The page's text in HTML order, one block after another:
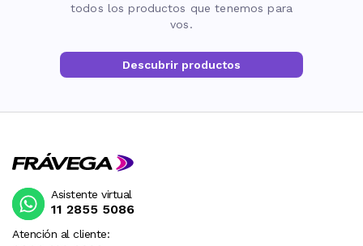
todos los productos que tenemos para
vos.
Descubrir productos
Atención al cliente:
Asistente virtual
11 2855 5086